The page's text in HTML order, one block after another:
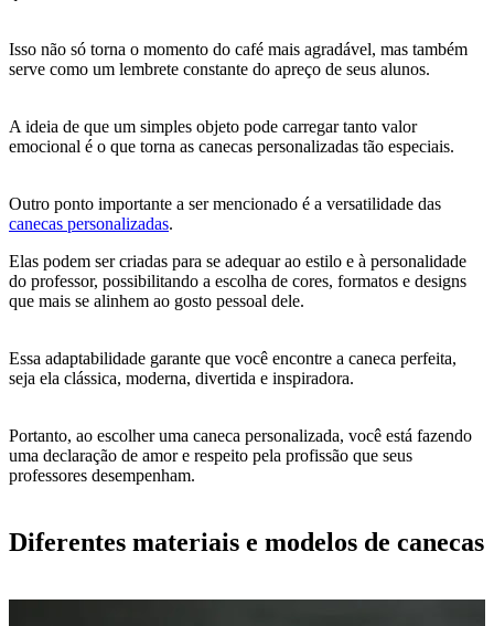
Isso não só torna o momento do café mais agradável, mas também
serve como um lembrete constante do apreço de seus alunos.
A ideia de que um simples objeto pode carregar tanto valor
emocional é o que torna as canecas personalizadas tão especiais.
Outro ponto importante a ser mencionado é a versatilidade das
canecas personalizadas.
Elas podem ser criadas para se adequar ao estilo e à personalidade
do professor, possibilitando a escolha de cores, formatos e designs
que mais se alinhem ao gosto pessoal dele.
Essa adaptabilidade garante que você encontre a caneca perfeita,
seja ela clássica, moderna, divertida e inspiradora.
Portanto, ao escolher uma caneca personalizada, você está fazendo
uma declaração de amor e respeito pela profissão que seus
professores desempenham.
Diferentes materiais e modelos de canecas